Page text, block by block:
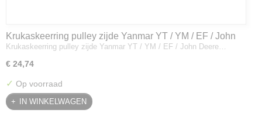
Krukaskeerring pulley zijde Yanmar YT / YM / EF / John
Deere - 119934-01800
Krukaskeerring pulley zijde Yanmar YT / YM / EF / John Deere…
€ 24,74
✓ Op voorraad
IN WINKELWAGEN